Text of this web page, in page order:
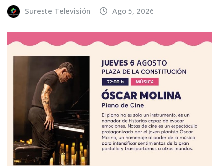
Sureste Televisión Ago 5, 2026